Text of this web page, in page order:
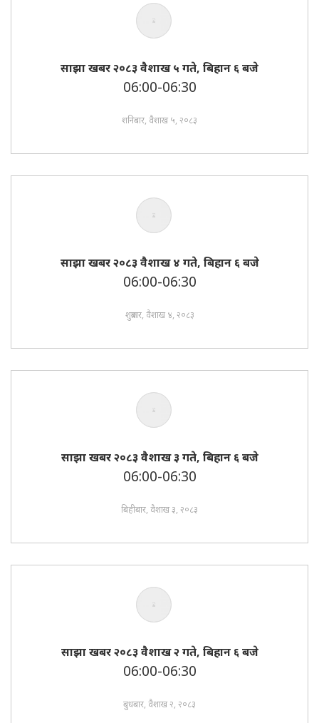
साझा खबर २०८३ वैशाख ५ गते, बिहान ६ बजे
06:00-06:30
शनिबार, वैशाख ५, २०८३
साझा खबर २०८३ वैशाख ४ गते, बिहान ६ बजे
06:00-06:30
शुक्रबार, वैशाख ४, २०८३
साझा खबर २०८३ वैशाख ३ गते, बिहान ६ बजे
06:00-06:30
बिहीबार, वैशाख ३, २०८३
साझा खबर २०८३ वैशाख २ गते, बिहान ६ बजे
06:00-06:30
बुधबार, वैशाख २, २०८३